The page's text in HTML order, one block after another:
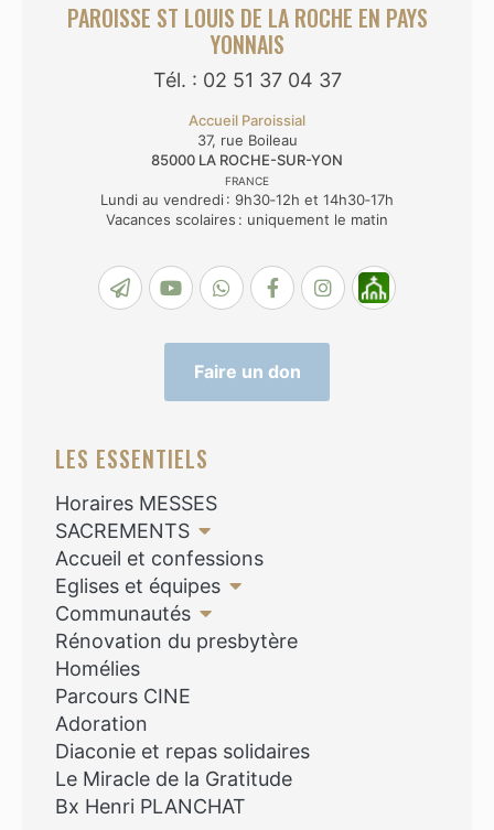
PAROISSE ST LOUIS DE LA ROCHE EN PAYS
YONNAIS
Tél. : 02 51 37 04 37
Accueil Paroissial
37, rue Boileau
85000 LA ROCHE-SUR-YON
FRANCE
Lundi au vendredi : 9h30‑12h et 14h30‑17h
Vacances scolaires : uniquement le matin
Faire un don
LES ESSENTIELS
Horaires MESSES
SACREMENTS
Accueil et confessions
Eglises et équipes
Communautés
Rénovation du presbytère
Homélies
Parcours CINE
Adoration
Diaconie et repas solidaires
Le Miracle de la Gratitude
Bx Henri PLANCHAT